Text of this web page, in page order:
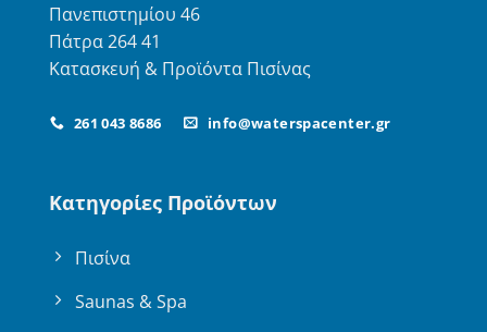
Πανεπιστημίου 46
Πάτρα 264 41
Κατασκευή & Προϊόντα Πισίνας
261 043 8686 info@waterspacenter.gr
Κατηγορίες Προϊόντων
Πισίνα
Saunas & Spa